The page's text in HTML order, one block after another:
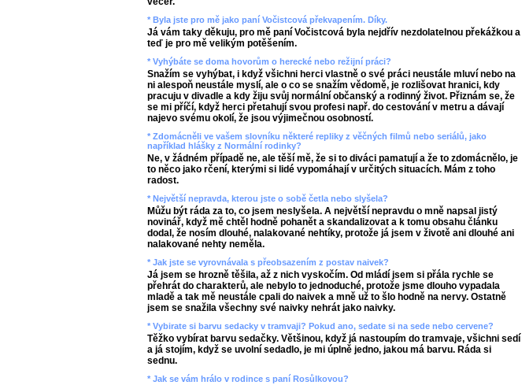
* Byla jste pro mě jako paní Vočistcová překvapením. Díky.
Já vám taky děkuju, pro mě paní Vočistcová byla nejdřív nezdolatelnou překážkou a
teď je pro mě velikým potěšením.
* Vyhýbáte se doma hovorům o herecké nebo režijní práci?
Snažím se vyhýbat, i když všichni herci vlastně o své práci neustále mluví nebo na
ni alespoň neustále myslí, ale o co se snažím vědomě, je rozlišovat hranici, kdy
pracuju v divadle a kdy žiju svůj normální občanský a rodinný život. Přiznám se, že
se mi příčí, když herci přetahují svou profesi např. do cestování v metru a dávají
najevo svému okolí, že jsou výjimečnou osobností.
* Zdomácněli ve vašem slovníku některé repliky z věčných filmů nebo seriálů, jako
například hlášky z Normální rodinky?
Ne, v žádném případě ne, ale těší mě, že si to diváci pamatují a že to zdomácnělo, je
to něco jako rčení, kterými si lidé vypomáhají v určitých situacích. Mám z toho
radost.
* Největší nepravda, kterou jste o sobě četla nebo slyšela?
Můžu být ráda za to, co jsem neslyšela. A největší nepravdu o mně napsal jistý
novinář, když mě chtěl hodně pohanět a skandalizovat a k tomu obsahu článku
dodal, že nosím dlouhé, nalakované nehtíky, protože já jsem v životě ani dlouhé ani
nalakované nehty neměla.
* Jak jste se vyrovnávala s přeobsazením z postav naivek?
Já jsem se hrozně těšila, až z nich vyskočím. Od mládí jsem si přála rychle se
přehrát do charakterů, ale nebylo to jednoduché, protože jsme dlouho vypadala
mladě a tak mě neustále cpali do naivek a mně už to šlo hodně na nervy. Ostatně
jsem se snažila všechny své naivky nehrát jako naivky.
* Vybirate si barvu sedacky v tramvaji? Pokud ano, sedate si na sede nebo cervene?
Těžko vybírat barvu sedačky. Většinou, když já nastoupím do tramvaje, všichni sedí
a já stojím, když se uvolní sedadlo, je mi úplně jedno, jakou má barvu. Ráda si
sednu.
* Jak se vám hrálo v rodince s paní Rosůlkovou?